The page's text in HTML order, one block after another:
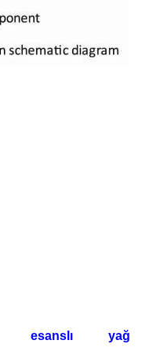
esanslı yağ